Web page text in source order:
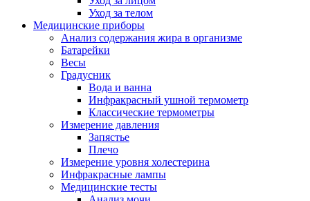
Уход за телом
Медицинские приборы
Анализ содержания жира в организме
Батарейки
Весы
Градусник
Вода и ванна
Инфракрасный ушной термометр
Классические термометры
Измерение давления
Запястье
Плечо
Измерение уровня холестерина
Инфракрасные лампы
Медицинские тесты